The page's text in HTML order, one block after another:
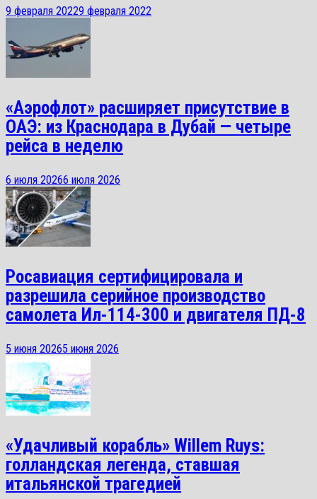
9 февраля 20229 февраля 2022
«Аэрофлот» расширяет присутствие в
ОАЭ: из Краснодара в Дубай — четыре
рейса в неделю
6 июля 20266 июля 2026
Росавиация сертифицировала и
разрешила серийное производство
самолета Ил-114-300 и двигателя ПД-8
5 июня 20265 июня 2026
«Удачливый корабль» Willem Ruys:
голландская легенда, ставшая
итальянской трагедией